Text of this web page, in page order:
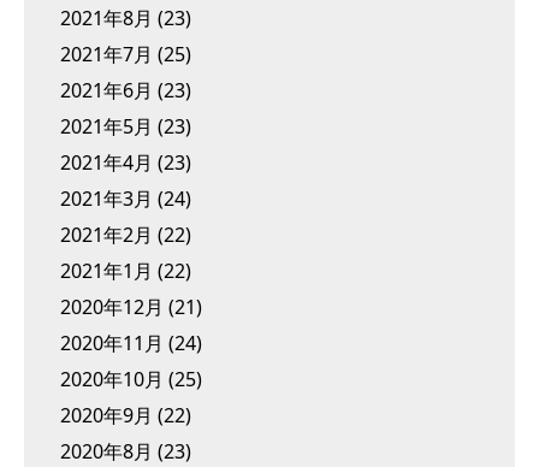
2021年8月 (23)
2021年7月 (25)
2021年6月 (23)
2021年5月 (23)
2021年4月 (23)
2021年3月 (24)
2021年2月 (22)
2021年1月 (22)
2020年12月 (21)
2020年11月 (24)
2020年10月 (25)
2020年9月 (22)
2020年8月 (23)